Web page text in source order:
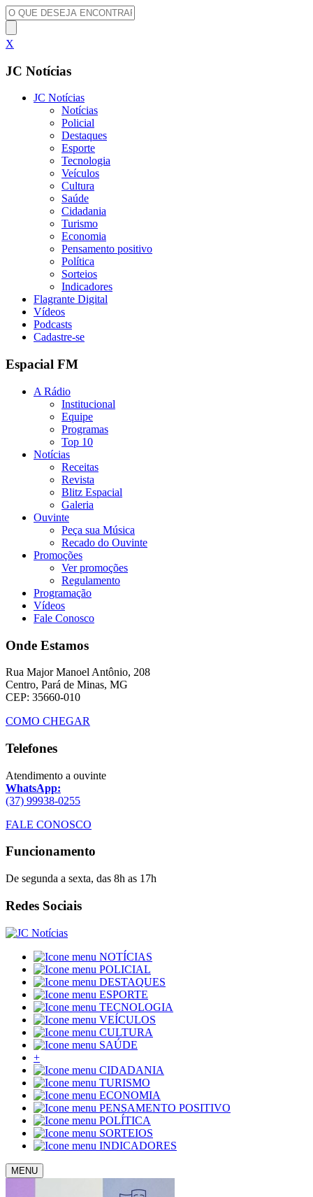
X
JC Notícias
JC Notícias
Notícias
Policial
Destaques
Esporte
Tecnologia
Veículos
Cultura
Saúde
Cidadania
Turismo
Economia
Pensamento positivo
Política
Sorteios
Indicadores
Flagrante Digital
Vídeos
Podcasts
Cadastre-se
Espacial FM
A Rádio
Institucional
Equipe
Programas
Top 10
Notícias
Receitas
Revista
Blitz Espacial
Galeria
Ouvinte
Peça sua Música
Recado do Ouvinte
Promoções
Ver promoções
Regulamento
Programação
Vídeos
Fale Conosco
Onde Estamos
Rua Major Manoel Antônio, 208
Centro, Pará de Minas, MG
CEP: 35660-010
COMO CHEGAR
Telefones
Atendimento a ouvinte
WhatsApp:
(37) 99938-0255
FALE CONOSCO
Funcionamento
De segunda a sexta, das 8h as 17h
Redes Sociais
NOTÍCIAS
POLICIAL
DESTAQUES
ESPORTE
TECNOLOGIA
VEÍCULOS
CULTURA
SAÚDE
+
CIDADANIA
TURISMO
ECONOMIA
PENSAMENTO POSITIVO
POLÍTICA
SORTEIOS
INDICADORES
MENU